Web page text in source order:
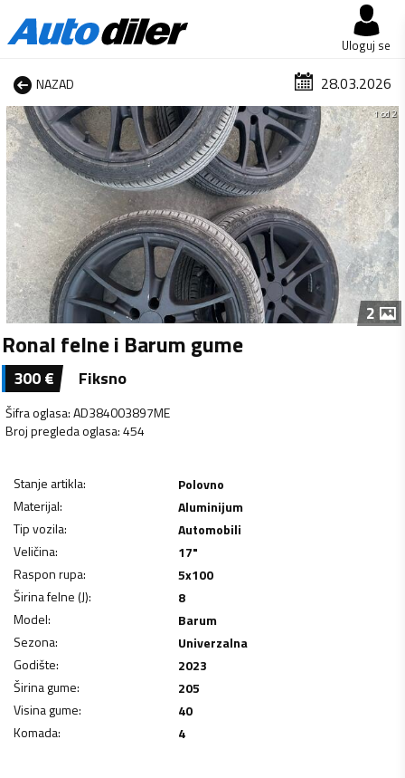
Uloguj se
NAZAD 28.03.2026
1 od 2
2
Ronal felne i Barum gume
300€ Fiksno
Šifra oglasa:AD384003897ME
Broj pregleda oglasa:454
Stanje artikla:
Polovno
Materijal:
Aluminijum
Tip vozila:
Automobili
Veličina:
17"
Raspon rupa:
5x100
Širina felne (J):
8
Model:
Barum
Sezona:
Univerzalna
Godište:
2023
Širina gume:
205
Visina gume:
40
Komada: 4